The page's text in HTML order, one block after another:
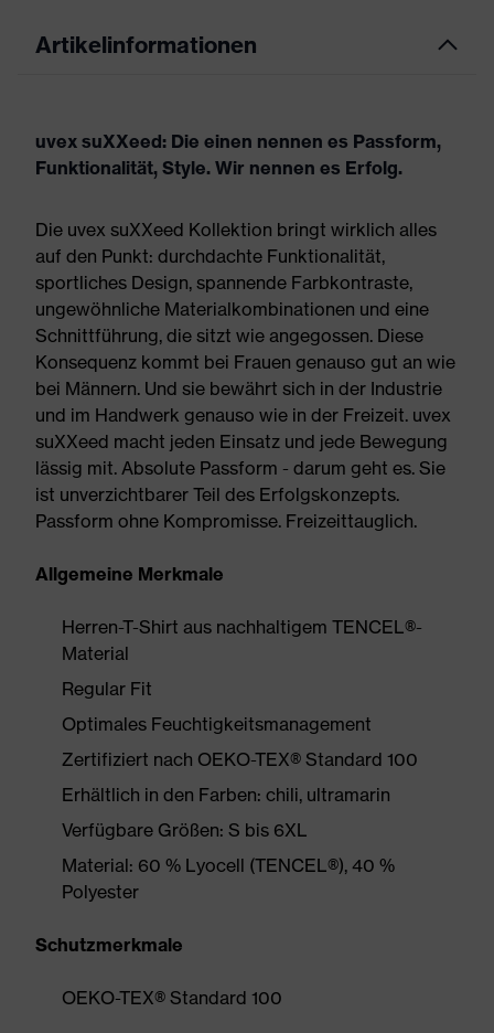
Artikelinformationen
uvex suXXeed: Die einen nennen es Passform,
Funktionalität, Style. Wir nennen es Erfolg.
Die uvex suXXeed Kollektion bringt wirklich alles
auf den Punkt: durchdachte Funktionalität,
sportliches Design, spannende Farbkontraste,
ungewöhnliche Materialkombinationen und eine
Schnittführung, die sitzt wie angegossen. Diese
Konsequenz kommt bei Frauen genauso gut an wie
bei Männern. Und sie bewährt sich in der Industrie
und im Handwerk genauso wie in der Freizeit. uvex
suXXeed macht jeden Einsatz und jede Bewegung
lässig mit. Absolute Passform - darum geht es. Sie
ist unverzichtbarer Teil des Erfolgskonzepts.
Passform ohne Kompromisse. Freizeittauglich.
Allgemeine Merkmale
Herren-T-Shirt aus nachhaltigem TENCEL®-
Material
Regular Fit
Optimales Feuchtigkeitsmanagement
Zertifiziert nach OEKO-TEX® Standard 100
Erhältlich in den Farben: chili, ultramarin
Verfügbare Größen: S bis 6XL
Material: 60 % Lyocell (TENCEL®), 40 %
Polyester
Schutzmerkmale
OEKO-TEX® Standard 100